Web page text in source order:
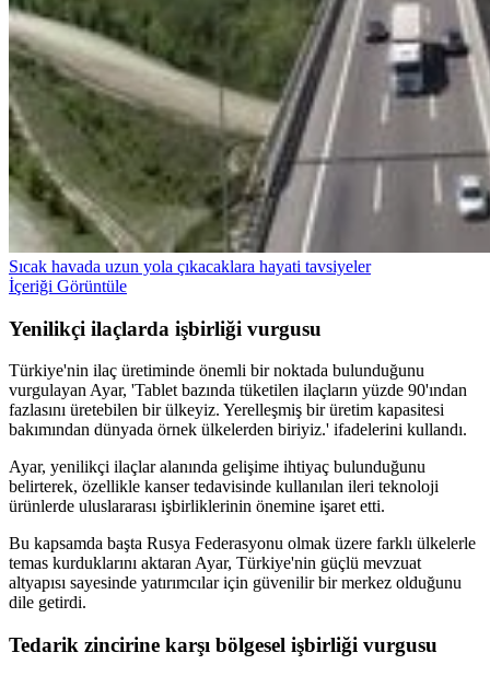
Sıcak havada uzun yola çıkacaklara hayati tavsiyeler
İçeriği Görüntüle
Yenilikçi ilaçlarda işbirliği vurgusu
Türkiye'nin ilaç üretiminde önemli bir noktada bulunduğunu
vurgulayan Ayar, 'Tablet bazında tüketilen ilaçların yüzde 90'ından
fazlasını üretebilen bir ülkeyiz. Yerelleşmiş bir üretim kapasitesi
bakımından dünyada örnek ülkelerden biriyiz.' ifadelerini kullandı.
Ayar, yenilikçi ilaçlar alanında gelişime ihtiyaç bulunduğunu
belirterek, özellikle kanser tedavisinde kullanılan ileri teknoloji
ürünlerde uluslararası işbirliklerinin önemine işaret etti.
Bu kapsamda başta Rusya Federasyonu olmak üzere farklı ülkelerle
temas kurduklarını aktaran Ayar, Türkiye'nin güçlü mevzuat
altyapısı sayesinde yatırımcılar için güvenilir bir merkez olduğunu
dile getirdi.
Tedarik zincirine karşı bölgesel işbirliği vurgusu